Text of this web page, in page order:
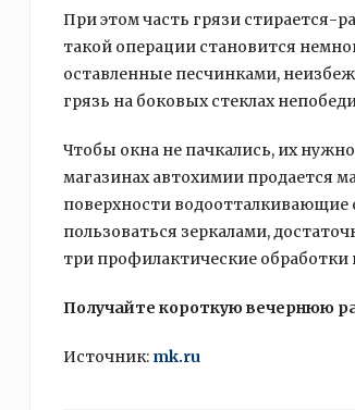
При этом часть грязи стирается-
такой операции становится
оставленные песчинками,
грязь на боковых стеклах
Чтобы окна не пачкались, их
магазинах автохимии продается
поверхности водоотталкивающие
пользоваться зеркалами,
три профилактические обработки
Получайте короткую вечернюю
Источник: mk.ru